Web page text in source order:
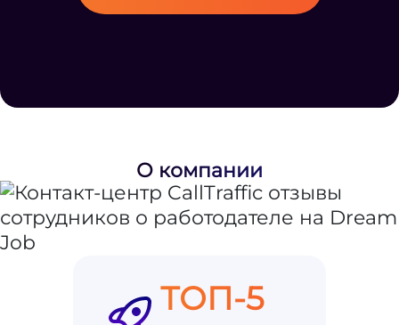
О компании
ТОП-5